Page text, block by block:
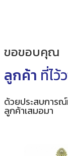
ขอขอบคุณ
ลูกค้า ที่ไว้
ด้วยประสบการณ์
ลูกค้าเสมอมา